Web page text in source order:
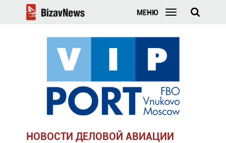
МЕНЮ
НОВОСТИ ДЕЛОВОЙ АВИАЦИИ